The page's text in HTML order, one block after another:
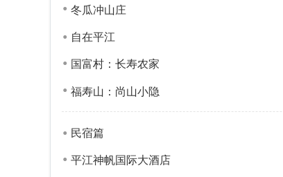
冬瓜冲山庄
自在平江
国富村：长寿农家
福寿山：尚山小隐
民宿篇
平江神帆国际大酒店